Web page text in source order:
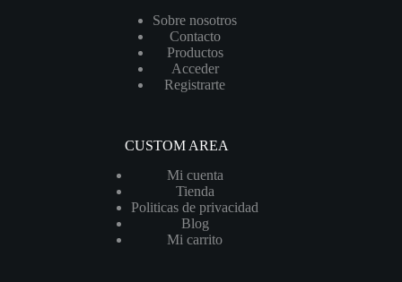
Sobre nosotros
Contacto
Productos
Acceder
Registrarte
CUSTOM AREA
Mi cuenta
Tienda
Politicas de privacidad
Blog
Mi carrito